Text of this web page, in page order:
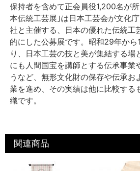
保持者を含めて正会員役1,200名が
本伝統工芸展｣は日本工芸会が文化
社と主催する、日本の優れた伝統工
的にした公募展です。昭和29年から
り、日本工芸の技と美が集結する場
にも人間国宝を講師とする伝承事業
うなど、無形文化財の保存や伝承お
業を進め、その実績は他に比較する
織です。
関連商品